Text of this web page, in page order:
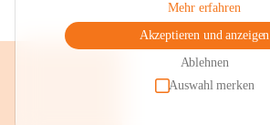
Mehr erfahren
Akzeptieren und anzeigen
Ablehnen
Auswahl merken